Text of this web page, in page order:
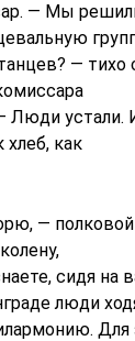
— Мы
— тихо
Люди устали.
как
—
сидя на
люди
Для